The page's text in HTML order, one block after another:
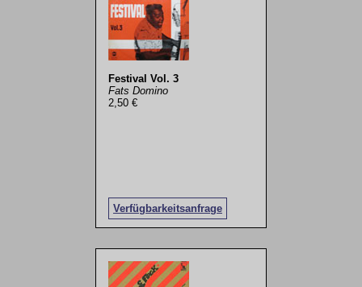
Festival Vol. 3
Fats Domino
2,50 €
Verfügbarkeitsanfrage